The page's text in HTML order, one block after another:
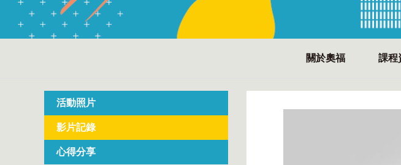
關於奧福 課程
活動照片
影片記錄
心得分享